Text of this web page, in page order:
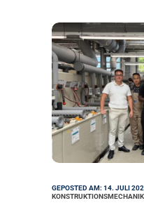
GEPOSTED AM: 14. JULI